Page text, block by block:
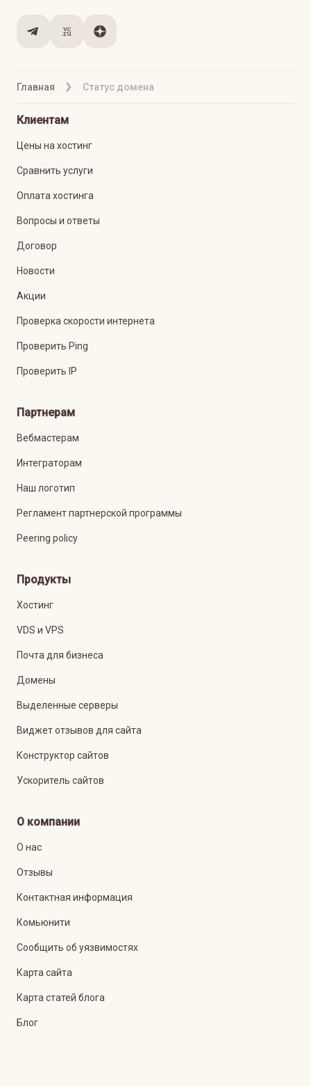
Главная Статус домена
Клиентам
Цены на хостинг
Сравнить услуги
Оплата хостинга
Вопросы и ответы
Договор
Новости
Акции
Проверка скорости интернета
Проверить Ping
Проверить IP
Партнерам
Вебмастерам
Интеграторам
Наш логотип
Регламент партнерской программы
Peering policy
Продукты
Хостинг
VDS и VPS
Почта для бизнеса
Домены
Выделенные серверы
Виджет отзывов для сайта
Конструктор сайтов
Ускоритель сайтов
О компании
О нас
Отзывы
Контактная информация
Комьюнити
Сообщить об уязвимостях
Карта сайта
Карта статей блога
Блог